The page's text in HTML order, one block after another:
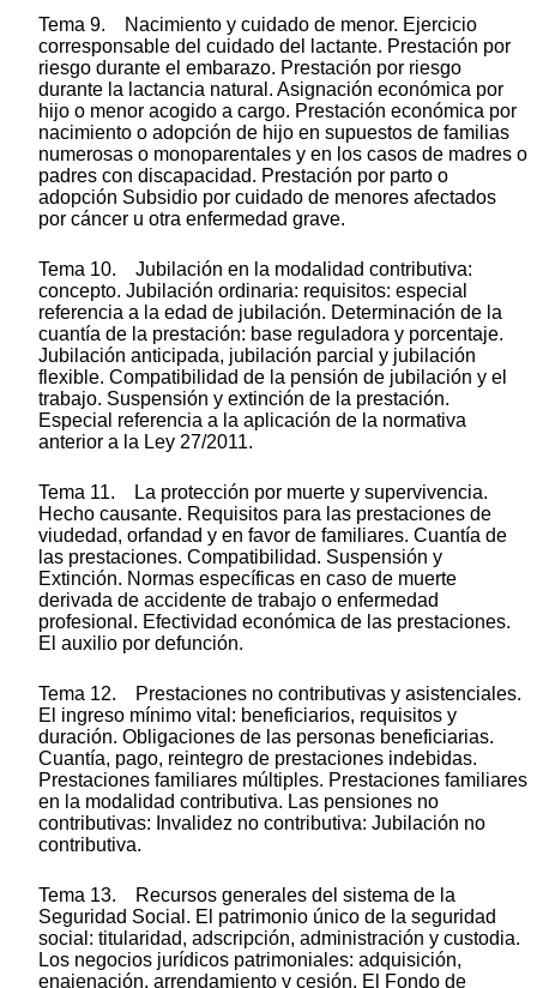
Tema 9. Nacimiento y cuidado de menor. Ejercicio
corresponsable del cuidado del lactante. Prestación por
riesgo durante el embarazo. Prestación por riesgo
durante la lactancia natural. Asignación económica por
hijo o menor acogido a cargo. Prestación económica por
nacimiento o adopción de hijo en supuestos de familias
numerosas o monoparentales y en los casos de madres o
padres con discapacidad. Prestación por parto o
adopción Subsidio por cuidado de menores afectados
por cáncer u otra enfermedad grave.
Tema 10. Jubilación en la modalidad contributiva:
concepto. Jubilación ordinaria: requisitos: especial
referencia a la edad de jubilación. Determinación de la
cuantía de la prestación: base reguladora y porcentaje.
Jubilación anticipada, jubilación parcial y jubilación
flexible. Compatibilidad de la pensión de jubilación y el
trabajo. Suspensión y extinción de la prestación.
Especial referencia a la aplicación de la normativa
anterior a la Ley 27/2011.
Tema 11. La protección por muerte y supervivencia.
Hecho causante. Requisitos para las prestaciones de
viudedad, orfandad y en favor de familiares. Cuantía de
las prestaciones. Compatibilidad. Suspensión y
Extinción. Normas específicas en caso de muerte
derivada de accidente de trabajo o enfermedad
profesional. Efectividad económica de las prestaciones.
El auxilio por defunción.
Tema 12. Prestaciones no contributivas y asistenciales.
El ingreso mínimo vital: beneficiarios, requisitos y
duración. Obligaciones de las personas beneficiarias.
Cuantía, pago, reintegro de prestaciones indebidas.
Prestaciones familiares múltiples. Prestaciones familiares
en la modalidad contributiva. Las pensiones no
contributivas: Invalidez no contributiva: Jubilación no
contributiva.
Tema 13. Recursos generales del sistema de la
Seguridad Social. El patrimonio único de la seguridad
social: titularidad, adscripción, administración y custodia.
Los negocios jurídicos patrimoniales: adquisición,
enajenación, arrendamiento y cesión. El Fondo de